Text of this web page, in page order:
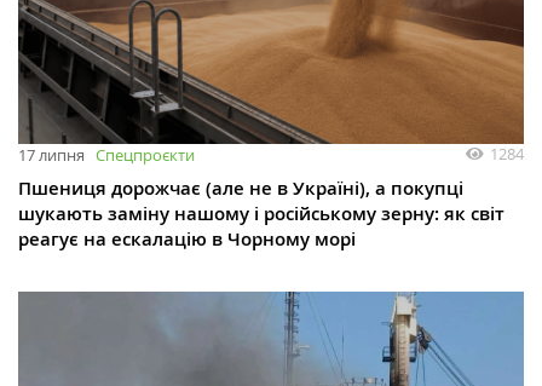
17 липня Спецпроєкти 1284
Пшениця дорожчає (але не в Україні), а покупці
шукають заміну нашому і російському зерну: як світ
реагує на ескалацію в Чорному морі